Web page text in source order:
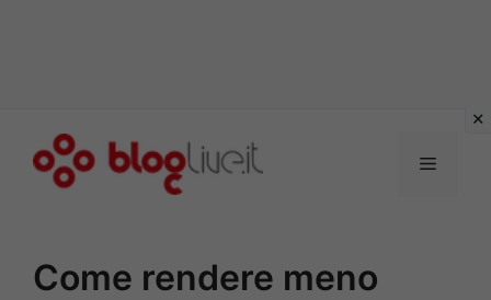
Menu
Come rendere meno